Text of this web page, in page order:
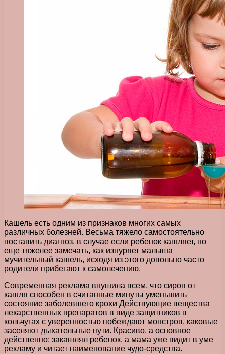
Кашель есть одним из признаков многих самых
различных болезней. Весьма тяжело самостоятельно
поставить диагноз, в случае если ребенок кашляет, но
еще тяжелее замечать, как изнуряет малыша
мучительный кашель, исходя из этого довольно часто
родители прибегают к самолечению.
Современная реклама внушила всем, что сироп от
кашля способен в считанные минуты уменьшить
состояние заболевшего крохи Действующие вещества
лекарственных препаратов в виде защитников в
кольчугах с уверенностью побеждают монстров, каковые
заселяют дыхательные пути. Красиво, а основное
действенно: закашлял ребенок, а мама уже видит в уме
рекламу и читает наименование чудо-средства.